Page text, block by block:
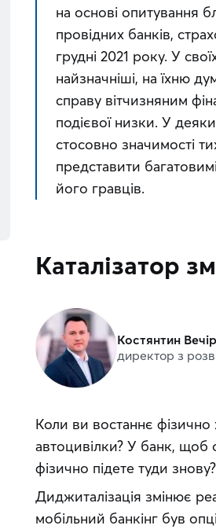
на основі опитування
провідних банків,
груднi 2021 року. У
найзначніші, на їхню
справу вітчизняним
подієвої низки. У
стосовно значимості
представити
його гравців.
Каталізатор
Костянтин Вечір
директор з
Коли ви востаннє
автоцивілки? У банк,
фізично підете туди
Диджиталізація змінює
мобільний банкінг був